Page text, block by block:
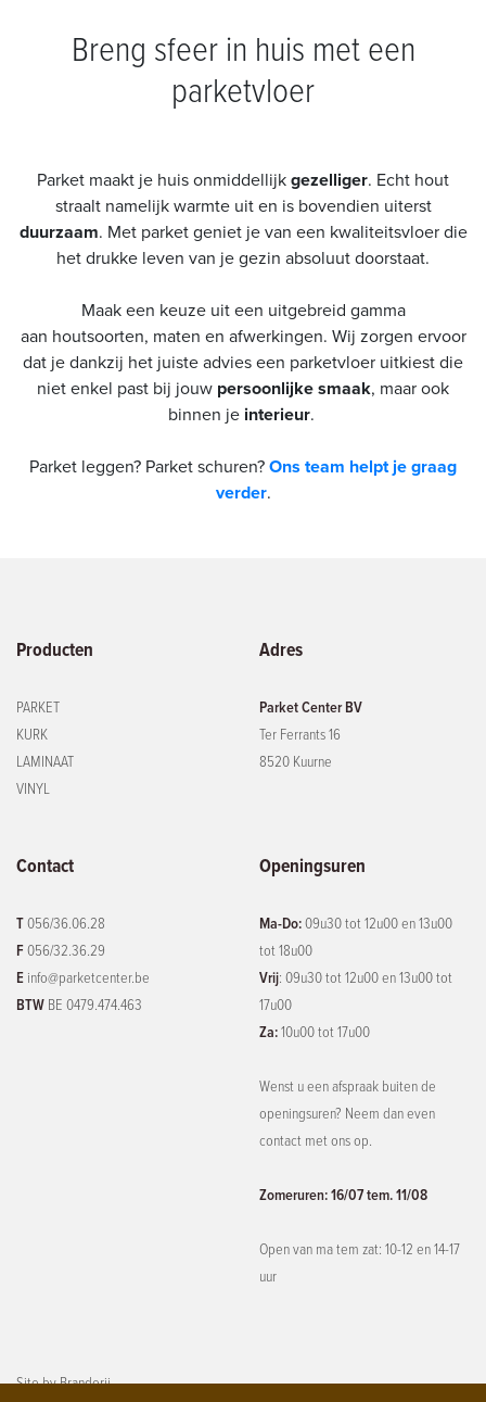
Breng sfeer in huis met een
parketvloer
Parket maakt je huis onmiddellijk gezelliger. Echt hout
straalt namelijk warmte uit en is bovendien uiterst
duurzaam. Met parket geniet je van een kwaliteitsvloer die
het drukke leven van je gezin absoluut doorstaat.
Maak een keuze uit een uitgebreid gamma
aan houtsoorten, maten en afwerkingen. Wij zorgen ervoor
dat je dankzij het juiste advies een parketvloer uitkiest die
niet enkel past bij jouw persoonlijke smaak, maar ook
binnen je interieur.
Parket leggen? Parket schuren? Ons team helpt je graag
verder.
Producten
PARKET
KURK
LAMINAAT
VINYL
Adres
Parket Center BV
Ter Ferrants 16
8520 Kuurne
Contact
T056/36.06.28
F056/32.36.29
E info@parketcenter.be
BTW BE 0479.474.463
Openingsuren
Ma-Do:09u30 tot 12u00 en 13u00
tot 18u00
Vrij: 09u30 tot 12u00 en 13u00 tot
17u00
Za:10u00 tot 17u00
Wenst u een afspraak buiten de
openingsuren? Neem dan even
contact met ons op.
Zomeruren: 16/07 tem. 11/08
Open van ma tem zat: 10-12 en 14-17
uur
Site byBranderij